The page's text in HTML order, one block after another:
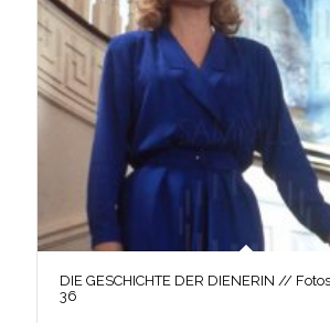
DIE GESCHICHTE DER DIENERIN //
36